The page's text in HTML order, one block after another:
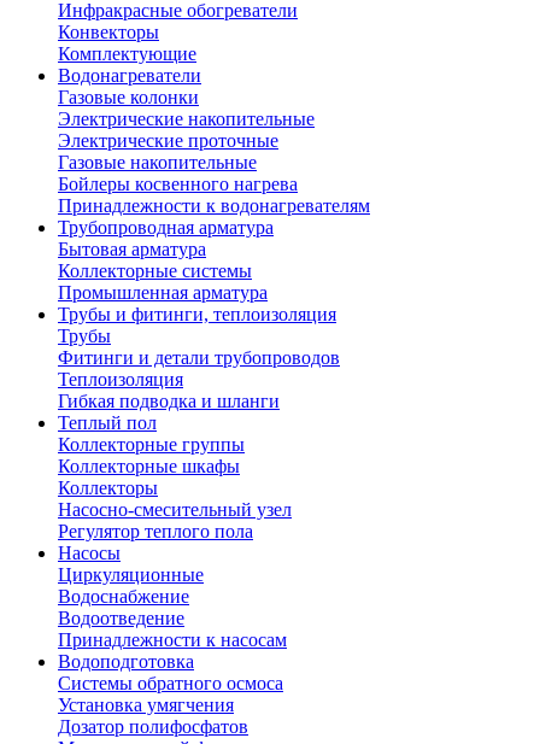
Инфракрасные обогреватели
Конвекторы
Комплектующие
Водонагреватели
Газовые колонки
Электрические накопительные
Электрические проточные
Газовые накопительные
Бойлеры косвенного нагрева
Принадлежности к водонагревателям
Трубопроводная арматура
Бытовая арматура
Коллекторные системы
Промышленная арматура
Трубы и фитинги, теплоизоляция
Трубы
Фитинги и детали трубопроводов
Теплоизоляция
Гибкая подводка и шланги
Теплый пол
Коллекторные группы
Коллекторные шкафы
Коллекторы
Насосно-смесительный узел
Регулятор теплого пола
Насосы
Циркуляционные
Водоснабжение
Водоотведение
Принадлежности к насосам
Водоподготовка
Системы обратного осмоса
Установка умягчения
Дозатор полифосфатов